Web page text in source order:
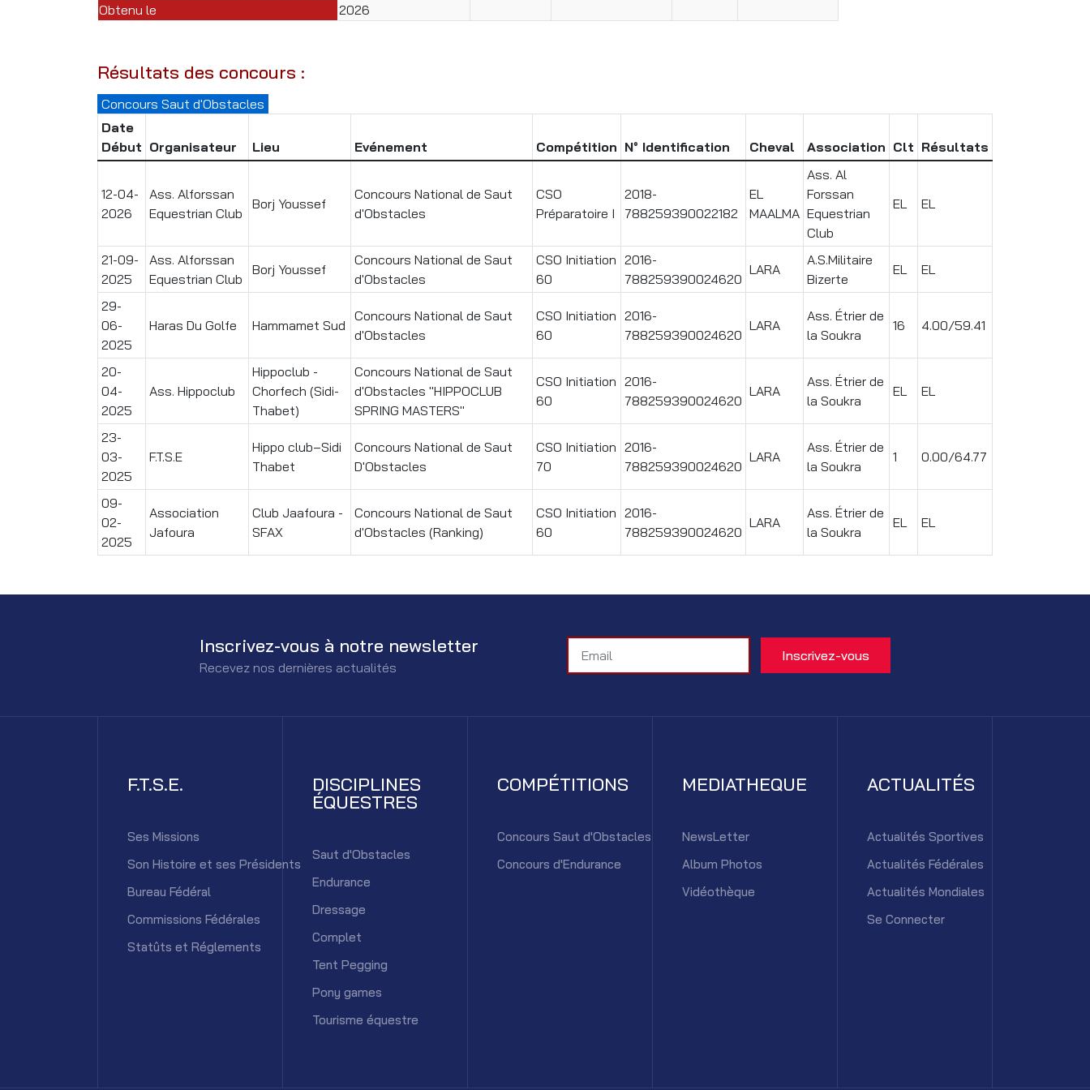
Obtenu le
2026
Résultats des concours :
Concours Saut d'Obstacles
Date
Début Organisateur Lieu Evénement Compétition N° Identification Cheval Association Clt Résultats
12-04-
2026
Ass. Alforssan
Equestrian Club
Borj Youssef
Concours National de Saut
d'Obstacles
CSO
Préparatoire I
2018-
788259390022182
EL
MAALMA
Ass. Al
Forssan
Equestrian
Club
EL EL
21-09-
2025
Ass. Alforssan
Equestrian Club
Borj Youssef
Concours National de Saut
d'Obstacles
CSO Initiation
60
2016-
788259390024620
LARA
A.S.Militaire
Bizerte
EL EL
29-
06-
2025
Haras Du Golfe Hammamet Sud
Concours National de Saut
d'Obstacles
CSO Initiation
60
2016-
788259390024620
LARA
Ass. Étrier de
la Soukra
16 4.00/59.41
20-
04-
2025
Ass. Hippoclub
Hippoclub -
Chorfech (Sidi-
Thabet)
Concours National de Saut
d'Obstacles "HIPPOCLUB
SPRING MASTERS"
CSO Initiation
60
2016-
788259390024620
LARA
Ass. Étrier de
la Soukra
EL EL
23-
03-
2025
F.T.S.E
Hippo club–Sidi
Thabet
Concours National de Saut
D'Obstacles
CSO Initiation
70
2016-
788259390024620
LARA
Ass. Étrier de
la Soukra
1 0.00/64.77
09-
02-
2025
Association
Jafoura
Club Jaafoura -
SFAX
Concours National de Saut
d'Obstacles (Ranking)
CSO Initiation
60
2016-
788259390024620
LARA
Ass. Étrier de
la Soukra
EL EL
Inscrivez-vous à notre newsletter
Recevez nos dernières actualités
F.T.S.E.
Ses Missions
Son Histoire et ses Présidents
Bureau Fédéral
Commissions Fédérales
Statûts et Réglements
DISCIPLINES
ÉQUESTRES
Saut d'Obstacles
Endurance
Dressage
Complet
Tent Pegging
Pony games
Tourisme équestre
COMPÉTITIONS
Concours Saut d'Obstacles
Concours d'Endurance
MEDIATHEQUE
NewsLetter
Album Photos
Vidéothèque
ACTUALITÉS
Actualités Sportives
Actualités Fédérales
Actualités Mondiales
Se Connecter